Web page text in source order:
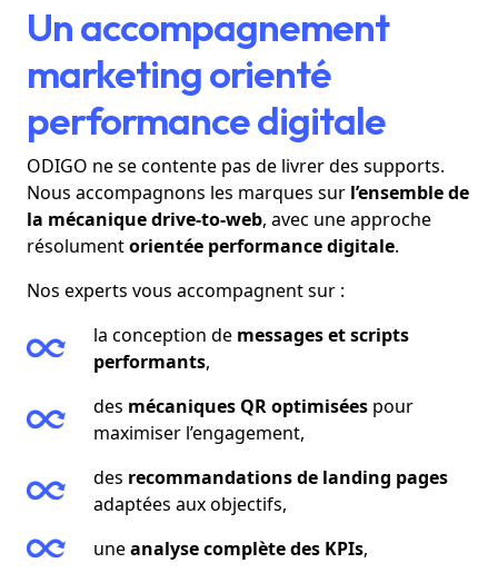
Un accompagnement
marketing orienté
performance digitale
ODIGO ne se contente pas de livrer des supports.
Nous accompagnons les marques sur l’ensemble de
la mécanique drive-to-web, avec une approche
résolumentorientée performance digitale.
Nos experts vous accompagnent sur :
la conception de messages et scripts
performants,
des mécaniques QR optimisées pour
maximiser l’engagement,
des recommandations de landing pages
adaptées aux objectifs,
uneanalyse complète des KPIs,